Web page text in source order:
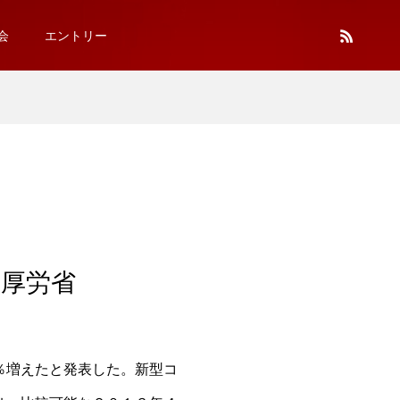
エントリー
労省
えたと発表した。新型コ